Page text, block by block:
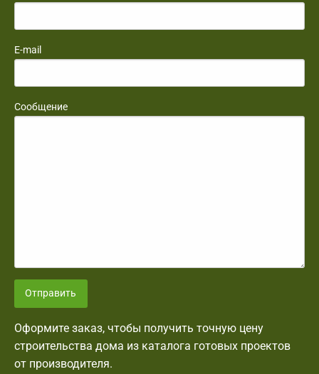
E-mail
Сообщение
Отправить
Оформите заказ, чтобы получить точную цену
строительства дома из каталога готовых проектов
от производителя.